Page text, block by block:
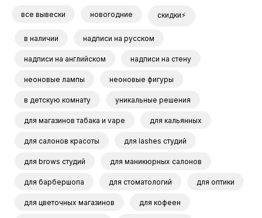
все вывески новогодние скидки⚡
в наличии надписи на русском
надписи на английском надписи на стену
неоновые лампы неоновые фигуры
в детскую комнату уникальные решения
для магазинов табака и vape для кальянных
для салонов красоты для lashes студий
для brows студий для маникюрных салонов
для барбершопа для стоматологий для оптики
для цветочных магазинов для кофеен